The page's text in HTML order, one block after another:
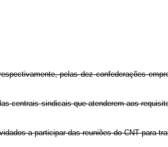
pelas dez confederações
centrais sindicais que atenderem aos
a participar das reuniões do CNT para